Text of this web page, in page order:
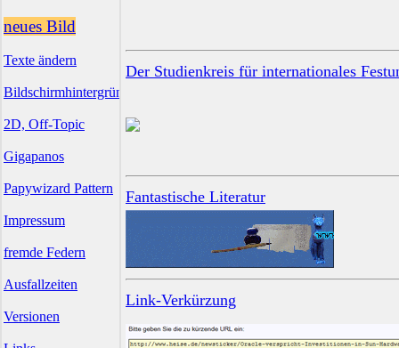
neues Bild
Texte ändern
Bildschirmhintergründe
2D, Off-Topic
Gigapanos
Papywizard Pattern
Impressum
fremde Federn
Ausfallzeiten
Versionen
Der Studienkreis für internationales
Fantastische Literatur
Link-Verkürzung